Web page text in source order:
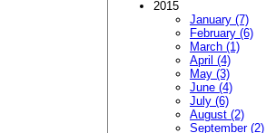
2015
January (7)
February (6)
March (1)
April (4)
May (3)
June (4)
July (6)
August (2)
September (2)